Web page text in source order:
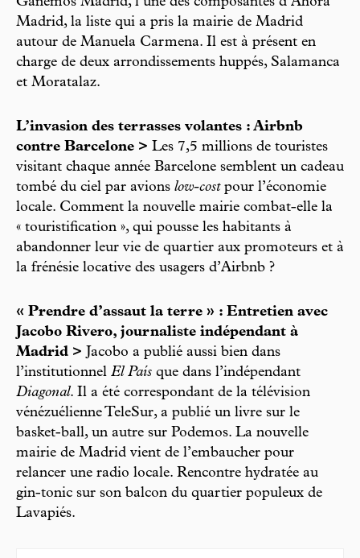
Madrid, la liste qui a pris la mairie de Madrid
autour de Manuela Carmena. Il est à présent en
charge de deux arrondissements huppés, Salamanca
et Moratalaz.
L’invasion des terrasses volantes : Airbnb
contre Barcelone > Les 7,5 millions de touristes
visitant chaque année Barcelone semblent un cadeau
tombé du ciel par avions low-costpour l’économie
locale. Comment la nouvelle mairie combat-elle la
« touristification », qui pousse les habitants à
abandonner leur vie de quartier aux promoteurs et à
la frénésie locative des usagers d’Airbnb ?
« Prendre d’assaut la terre » : Entretien avec
Jacobo Rivero, journaliste indépendant à
Madrid > Jacobo a publié aussi bien dans
l’institutionnel El País que dans l’indépendant
Diagonal. Il a été correspondant de la télévision
vénézuélienne TeleSur, a publié un livre sur le
basket-ball, un autre sur Podemos. La nouvelle
mairie de Madrid vient de l’embaucher pour
relancer une radio locale. Rencontre hydratée au
gin-tonic sur son balcon du quartier populeux de
Lavapiés.